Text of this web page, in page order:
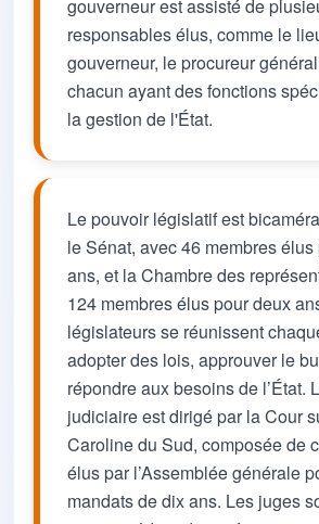
gouverneur est assisté de
responsables élus, comme le
gouverneur, le procureur
chacun ayant des fonctions
la gestion de l'État.
Le pouvoir législatif est
le Sénat, avec 46 membres
ans, et la Chambre des
124 membres élus pour deux
législateurs se réunissent
adopter des lois, approuver le
répondre aux besoins de l’État.
judiciaire est dirigé par la Cour
Caroline du Sud, composée de
élus par l’Assemblée générale
mandats de dix ans. Les juges